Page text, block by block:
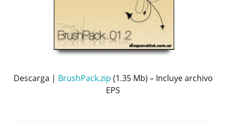
Descarga | BrushPack.zip (1.35 Mb) – Incluye archivo
EPS